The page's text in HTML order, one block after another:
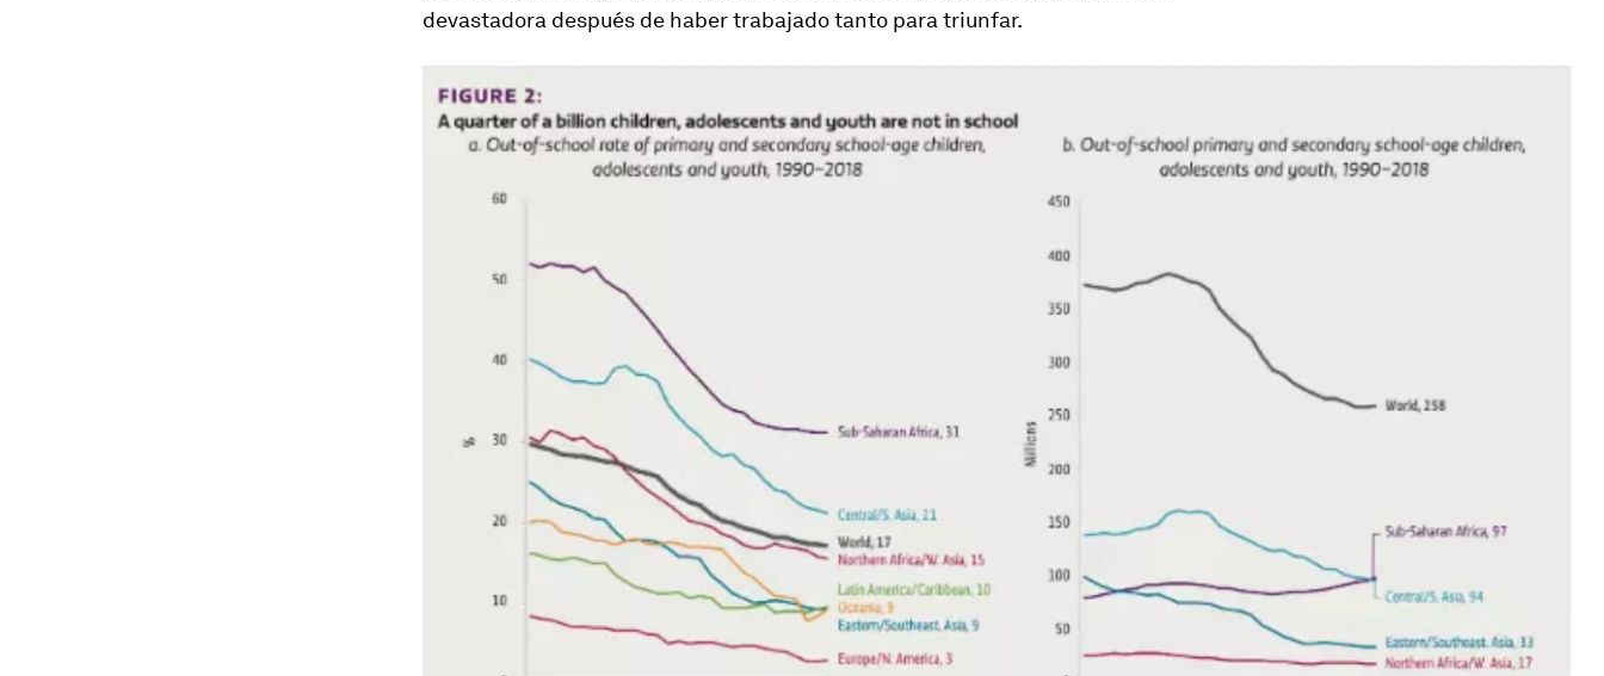
devastadora después de haber trabajado tanto para triunfar.